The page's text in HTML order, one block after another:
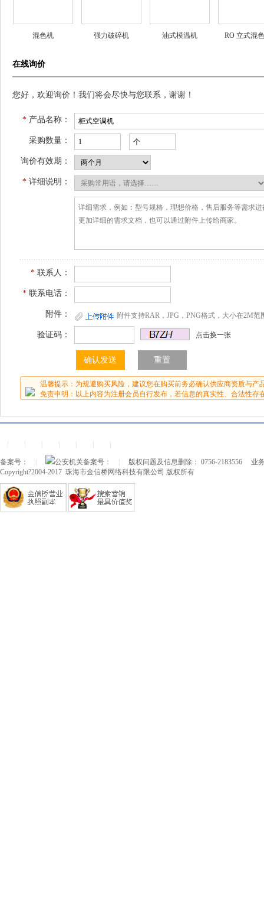
混色机 强力破碎机 油式模温机 RO 立式混
在线询价
您好，欢迎询价！我们将会尽快与您联系，谢谢！
* 产品名称：
采购数量：
询价有效期：
* 详细说明：
* 联系人：
* 联系电话：
附件： 附件支持RAR，JPG，PNG格式，大小在2M范
验证码： 点击换一张
温馨提示：为规避购买风险，建议您在购买前务必确认供应商资质与产
免责申明：以上内容为注册会员自行发布，若信息的真实性、合法性存
备案号： 公安机关备案号： 版权问题及信息删除： 0756-2183556
业
Copyright?2004-2017 珠海市金信桥网络科技有限公司 版权所有